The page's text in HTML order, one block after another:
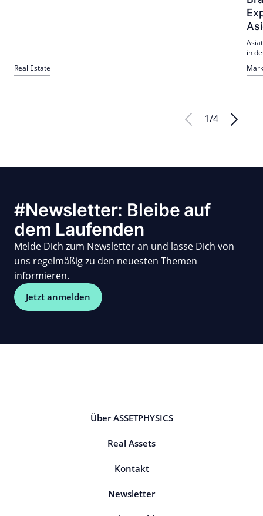
Real Estate
in
1/4
#Newsletter: Bleibe auf
dem Laufenden
Melde Dich zum Newsletter an und lasse Dich von
uns regelmäßig zu den neuesten Themen
informieren.
Jetzt anmelden
Über ASSETPHYSICS
Real Assets
Kontakt
Newsletter